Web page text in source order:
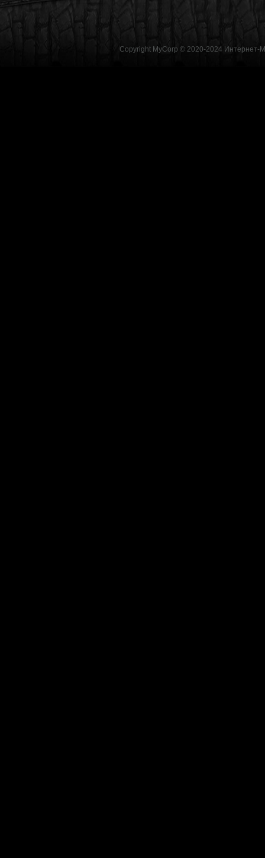
Copyright MyCorp © 2020-2024 Интернет-